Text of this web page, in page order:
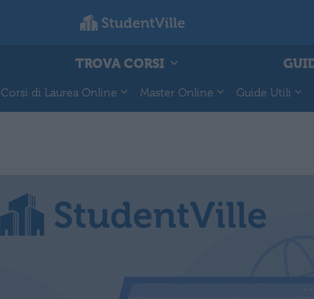
TROVA CORSI
Corsi di Laurea Online Master Online Guide Utili